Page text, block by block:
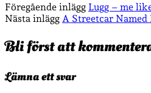
Föregående inlägg Lugg – me
Nästa inlägg A Streetcar Named
Bli först att
Lämna ett svar